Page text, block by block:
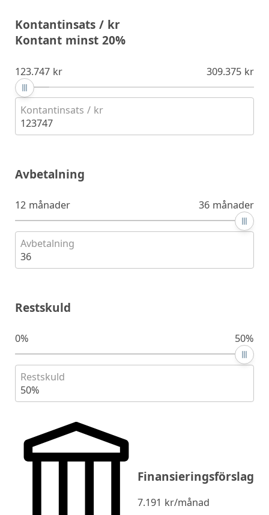
Kontantinsats / kr
Kontant minst 20%
123.747 kr 309.375 kr
Kontantinsats / kr
123747
Avbetalning
12 månader 36 månader
Avbetalning
36
Restskuld
0% 50%
Restskuld
50%
Finansieringsförslag
7.191 kr/månad